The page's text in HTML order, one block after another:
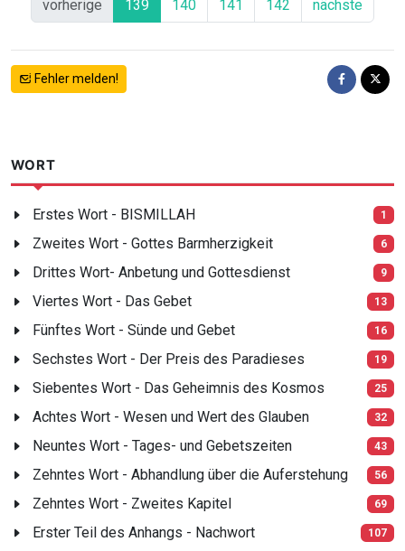
vorherige 139 140 141 142 nächste
Fehler melden!
WORT
Erstes Wort - BISMILLAH 1
Zweites Wort - Gottes Barmherzigkeit 6
Drittes Wort- Anbetung und Gottesdienst 9
Viertes Wort - Das Gebet 13
Fünftes Wort - Sünde und Gebet 16
Sechstes Wort - Der Preis des Paradieses 19
Siebentes Wort - Das Geheimnis des Kosmos 25
Achtes Wort - Wesen und Wert des Glauben 32
Neuntes Wort - Tages- und Gebetszeiten 43
Zehntes Wort - Abhandlung über die Auferstehung 56
Zehntes Wort - Zweites Kapitel 69
Erster Teil des Anhangs - Nachwort 107